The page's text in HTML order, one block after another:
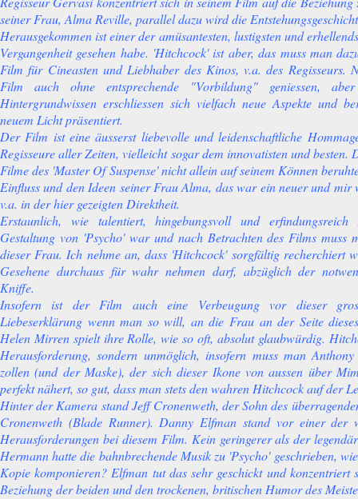
seiner Frau, Alma Reville, parallel dazu wird die
Herausgekommen ist einer der amüsantesten, lustigsten und
Vergangenheit gesehen habe. 'Hitchcock' ist aber, das muss man
Film für Cineasten und Liebhaber des Kinos, v.a. des Regisseurs.
Film auch ohne entsprechende "Vorbildung" geniessen,
Hintergrundwissen erschliessen sich vielfach neue Aspekte und
neuem Licht präsentiert.
Der Film ist eine äusserst liebevolle und leidenschaftliche
Regisseure aller Zeiten, vielleicht sogar dem innovatisten und besten.
Filme des 'Master Of Suspense' nicht allein auf seinem Können
Einfluss und den Ideen seiner Frau Alma, das war ein neuer und mir
v.a. in der hier gezeigten Direktheit.
Erstaunlich, wie talentiert, hingebungsvoll und
Gestaltung von 'Psycho' war und nach Betrachten des Films muss
dieser Frau. Ich nehme an, dass 'Hitchcock' sorgfältig recherchiert
Gesehene durchaus für wahr nehmen darf, abzüglich der
Kniffe.
Insofern ist der Film auch eine Verbeugung vor dieser
Liebeserklärung wenn man so will, an die Frau an der Seite dieses
Helen Mirren spielt ihre Rolle, wie so oft, absolut glaubwürdig.
Herausforderung, sondern unmöglich, insofern muss man
zollen (und der Maske), der sich dieser Ikone von aussen über
perfekt nähert, so gut, dass man stets den wahren Hitchcock auf der
Hinter der Kamera stand Jeff Cronenweth, der Sohn des
Cronenweth (Blade Runner). Danny Elfman stand vor einer der
Herausforderungen bei diesem Film. Kein geringerer als der
Hermann hatte die bahnbrechende Musik zu 'Psycho' geschrieben,
Kopie komponieren? Elfman tut das sehr geschickt und konzentriert
Beziehung der beiden und den trockenen, britischen Humor des